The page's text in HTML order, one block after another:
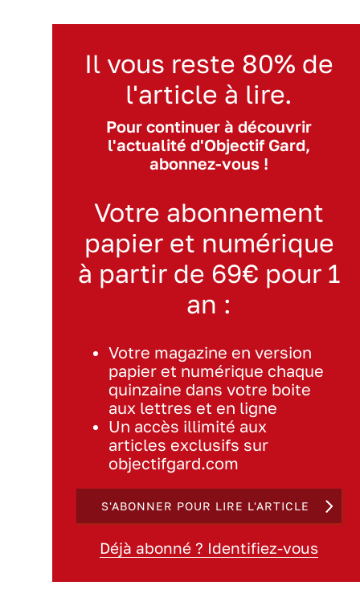
Il vous reste 80% de
l'article à lire.
Pour continuer à découvrir
l'actualité d'Objectif Gard,
abonnez-vous !
Votre abonnement
papier et numérique
à partir de 69€ pour 1
an :
Votre magazine en version
papier et numérique chaque
quinzaine dans votre boite
aux lettres et en ligne
Un accès illimité aux
articles exclusifs sur
objectifgard.com
S'ABONNER POUR LIRE L'ARTICLE
Déjà abonné ? Identifiez-vous